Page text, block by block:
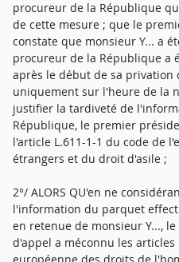
procureur de la République
de cette mesure ; que le
constate que monsieur Y... a
procureur de la République a
après le début de sa
uniquement sur l'heure de la
justifier la tardiveté de
République, le premier
l'article L.611-1-1 du code de
étrangers et du droit d'asile ;
2°/ ALORS QU'en ne
l'information du parquet
en retenue de monsieur Y...,
d'appel a méconnu les articles